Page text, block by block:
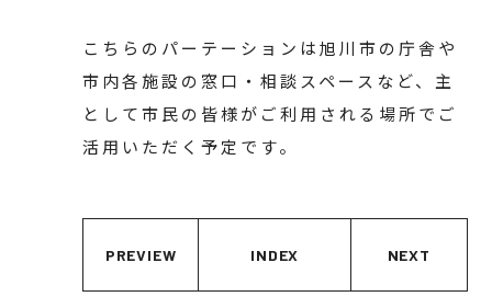
こちらのパーテーションは旭川市の庁舎や
市内各施設の窓口・相談スペースなど、主
として市民の皆様がご利用される場所でご
活用いただく予定です。
PREVIEW INDEX NEXT